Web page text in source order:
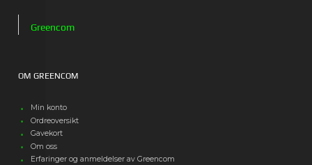
Greencom
OM GREENCOM
Min konto
Ordreoversikt
Gavekort
Om oss
Erfaringer og anmeldelser av Greencom